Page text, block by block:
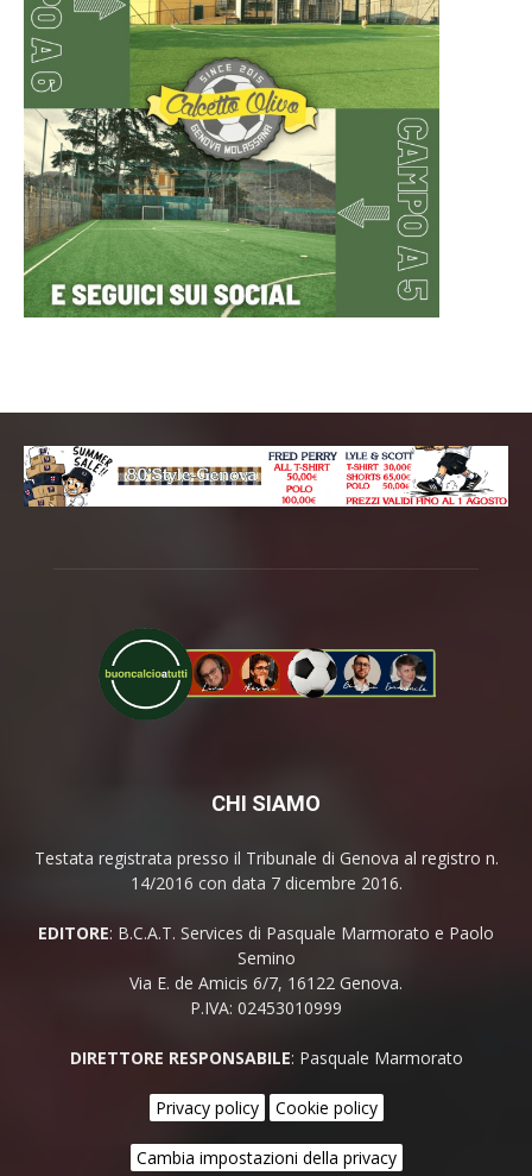
CHI SIAMO
Testata registrata presso il Tribunale di Genova al registro n.
14/2016 con data 7 dicembre 2016.
EDITORE: B.C.A.T. Services di Pasquale Marmorato e Paolo
Semino
Via E. de Amicis 6/7, 16122 Genova.
P.IVA: 02453010999
DIRETTORE RESPONSABILE: Pasquale Marmorato
Privacy policy Cookie policy
Cambia impostazioni della privacy